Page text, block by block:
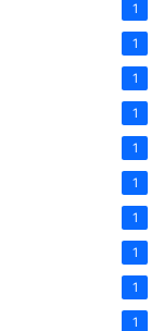
1
1
1
1
1
1
1
1
1
1